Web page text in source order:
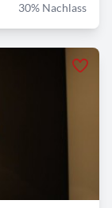
30% Nachlass